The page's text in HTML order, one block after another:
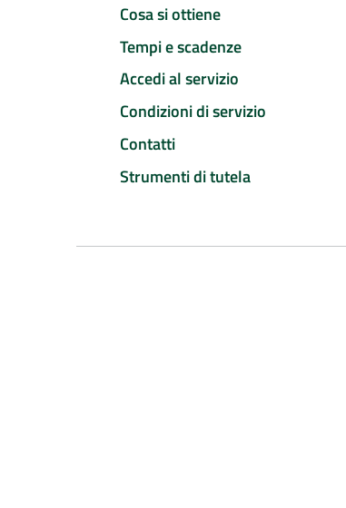
Cosa si ottiene
Tempi e scadenze
Accedi al servizio
Condizioni di servizio
Contatti
Strumenti di tutela